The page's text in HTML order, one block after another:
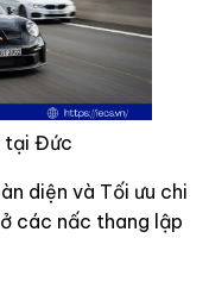
tại Đức
diện và Tối ưu chi
các nấc thang lập